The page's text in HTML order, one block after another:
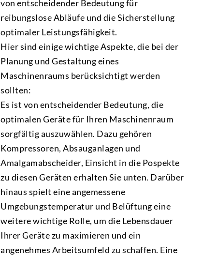
von entscheidender Bedeutung für
reibungslose Abläufe und die Sicherstellung
optimaler Leistungsfähigkeit.
Hier sind einige wichtige Aspekte, die bei der
Planung und Gestaltung eines
Maschinenraums berücksichtigt werden
sollten:
Es ist von entscheidender Bedeutung, die
optimalen Geräte für Ihren Maschinenraum
sorgfältig auszuwählen. Dazu gehören
Kompressoren, Absauganlagen und
Amalgamabscheider, Einsicht in die Pospekte
zu diesen Geräten erhalten Sie unten. Darüber
hinaus spielt eine angemessene
Umgebungstemperatur und Belüftung eine
weitere wichtige Rolle, um die Lebensdauer
Ihrer Geräte zu maximieren und ein
angenehmes Arbeitsumfeld zu schaffen. Eine